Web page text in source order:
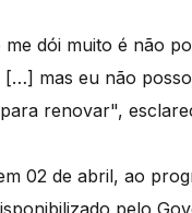
me dói muito é não
mas eu não
renovar",
02 de abril, ao